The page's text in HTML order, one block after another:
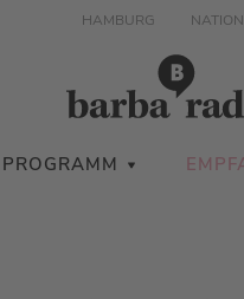
HAMBURG
PROGRAMM